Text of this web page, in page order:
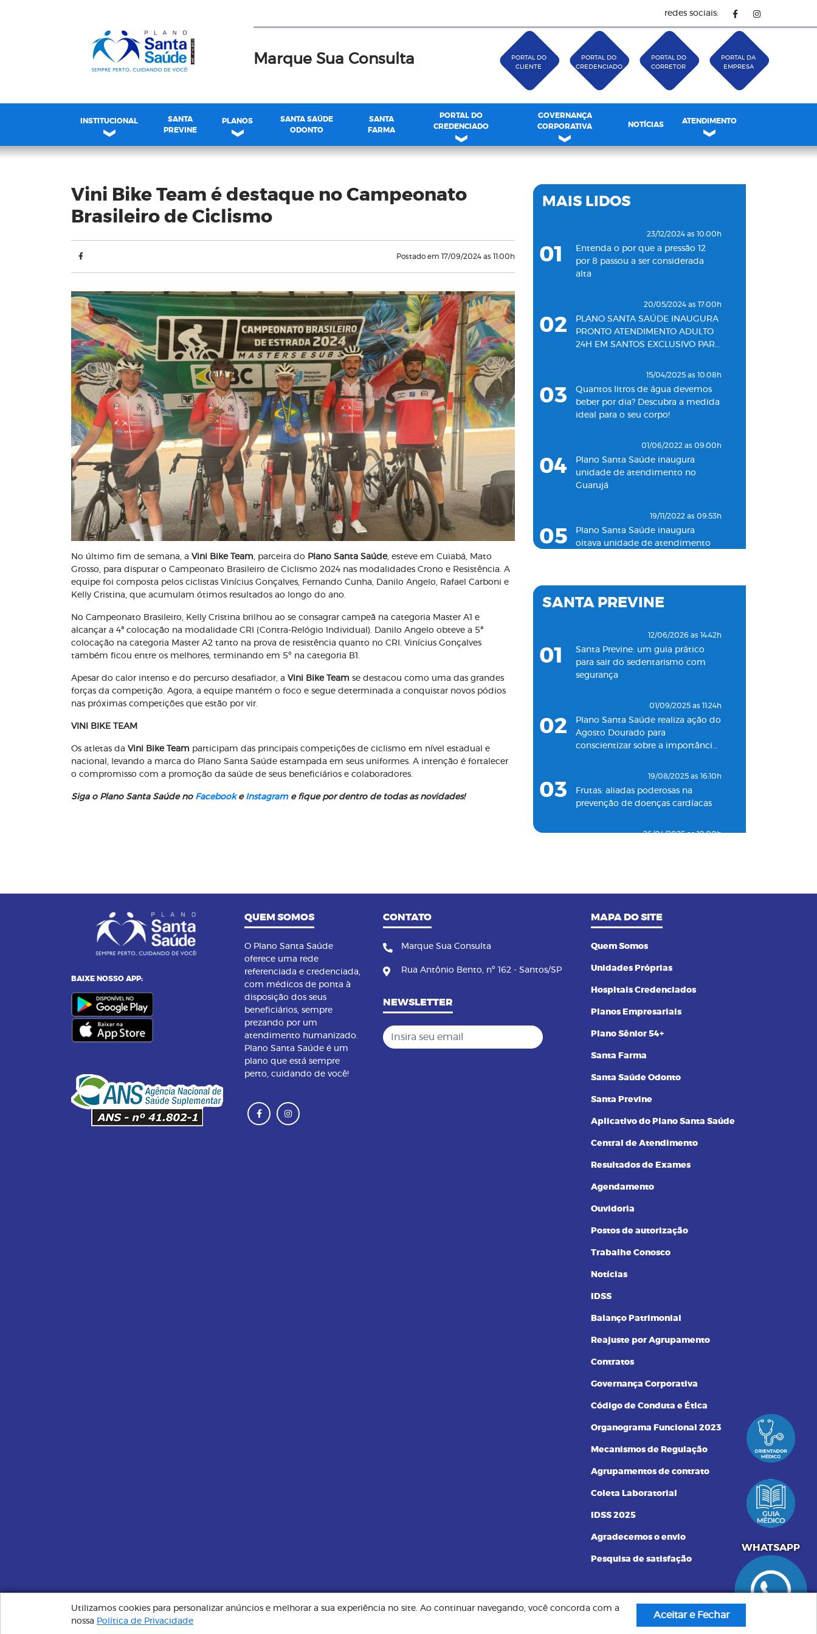
redes sociais:
Marque Sua Consulta
PORTAL DO
CLIENTE
PORTAL DO
CREDENCIADO
PORTAL DO
CORRETOR
PORTAL DA
EMPRESA
INSTITUCIONAL
SANTA
PREVINE
PLANOS
SANTA SAÚDE
ODONTO
SANTA
FARMA
PORTAL DO
CREDENCIADO
GOVERNANÇA
CORPORATIVA
NOTÍCIAS ATENDIMENTO
Blog
Vini Bike Team é destaque no Campeonato
Brasileiro de Ciclismo
Postado em 17/09/2024 as 11:00h
No último fim de semana, a Vini Bike Team , parceira do Plano Santa Saúde, esteve em Cuiabá, Mato
Grosso, para disputar o Campeonato Brasileiro de Ciclismo 2024 nas modalidades Crono e Resistência. A
equipe foi composta pelos ciclistas Vinícius Gonçalves, Fernando Cunha, Danilo Angelo, Rafael Carboni e
Kelly Cristina, que acumulam ótimos resultados ao longo do ano.
No Campeonato Brasileiro, Kelly Cristina brilhou ao se consagrar campeã na categoria Master A1 e
alcançar a 4ª colocação na modalidade CRI (Contra-Relógio Individual). Danilo Angelo obteve a 5ª
colocação na categoria Master A2 tanto na prova de resistência quanto no CRI. Vinícius Gonçalves
também ficou entre os melhores, terminando em 5º na categoria B1.
Apesar do calor intenso e do percurso desafiador, a Vini Bike Team se destacou como uma das grandes
forças da competição. Agora, a equipe mantém o foco e segue determinada a conquistar novos pódios
nas próximas competições que estão por vir.
VINI BIKE TEAM
Os atletas da Vini Bike Team participam das principais competições de ciclismo em nível estadual e
nacional, levando a marca do Plano Santa Saúde estampada em seus uniformes. A intenção é fortalecer
o compromisso com a promoção da saúde de seus beneficiários e colaboradores.
Siga o Plano Santa Saúde no Facebook e Instagram e fique por dentro de todas as novidades!
MAIS LIDOS
01
23/12/2024 as 10:00h
Entenda o por que a pressão 12
por 8 passou a ser considerada
alta
02
20/05/2024 as 17:00h
PLANO SANTA SAÚDE INAUGURA
PRONTO ATENDIMENTO ADULTO
24H EM SANTOS EXCLUSIVO PARA
03
15/04/2025 as 10:08h
Quantos litros de água devemos
beber por dia? Descubra a medida
ideal para o seu corpo!
04
01/06/2022 as 09:00h
Plano Santa Saúde inaugura
unidade de atendimento no
Guarujá
05
19/11/2022 as 09:53h
Plano Santa Saúde inaugura
oitava unidade de atendimento
06
03/06/2024 as 10:04h
Plano Santa Saúde inaugura
Clínica Santa Saúde inaugurará
08
Santa Saúde Consultas inaugura
nova unidade de coleta
SANTA PREVINE
01
12/06/2026 as 14:42h
Santa Previne: um guia prático
para sair do sedentarismo com
segurança
02
01/09/2025 as 11:24h
Plano Santa Saúde realiza ação do
Agosto Dourado para
conscientizar sobre a importância
03
19/08/2025 as 16:10h
Frutas: aliadas poderosas na
prevenção de doenças cardíacas
26/04/2025 as 10:00h
Entenda o por que a pressão 12
alta
24/11/2023 as 14:00h
Alimentos termogênicos: conheça
07
23/09/2023 as 14:00h
prática
os benefícios dessa prática
BAIXE NOSSO APP:
QUEM SOMOS
O Plano Santa Saúde
oferece uma rede
referenciada e credenciada,
com médicos de ponta à
disposição dos seus
beneficiários, sempre
prezando por um
atendimento humanizado.
Plano Santa Saúde é um
plano que está sempre
perto, cuidando de você!
CONTATO
Marque Sua Consulta
Rua Antônio Bento, nº 162 - Santos/SP
NEWSLETTER
Insira seu email
MAPA DO SITE
Quem Somos
Unidades Próprias
Hospitais Credenciados
Planos Empresariais
Plano Sênior 54+
Santa Farma
Santa Saúde Odonto
Santa Previne
Aplicativo do Plano Santa Saúde
Central de Atendimento
Resultados de Exames
Agendamento
Ouvidoria
Postos de autorização
Trabalhe Conosco
Notícias
IDSS
Balanço Patrimonial
Reajuste por Agrupamento
Contratos
Governança Corporativa
Código de Conduta e Ética
Organograma Funcional 2023
Mecanismos de Regulação
Agrupamentos de contrato
Coleta Laboratorial
IDSS 2025
Agradecemos o envio
Pesquisa de satisfação
Plano Santa Saúde | Sempre Perto, Cuidando de Você © Todos os direitos reservados. Implementação de conteúdo e material fornecidos pelo
administrador.
Criação de Sites: GV8 Sites & Sistemas
551340072250
WHATSAPP
Utilizamos cookies para personalizar anúncios e melhorar a sua experiência no site. Ao continuar navegando, você concorda com a
nossa Política de Privacidade
Aceitar e Fechar